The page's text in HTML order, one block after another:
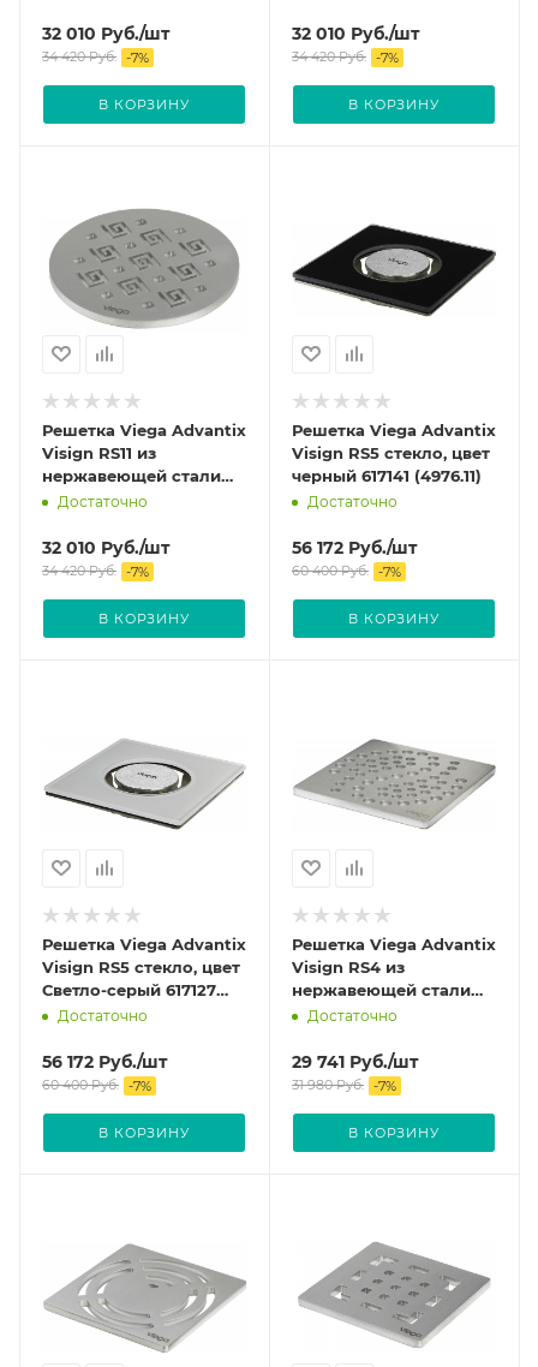
32 010 Руб./шт
34 420Руб. -7%
В КОРЗИНУ
32 010 Руб./шт
34 420Руб. -7%
В КОРЗИНУ
Решетка Viega Advantix
Visign RS11 из
нержавеющей стали
цвет Матовый 586423
Достаточно
32 010 Руб./шт
34 420Руб. -7%
В КОРЗИНУ
Решетка Viega Advantix
Visign RS5 стекло, цвет
черный 617141 (4976.11)
Достаточно
56 172 Руб./шт
60 400Руб. -7%
В КОРЗИНУ
Решетка Viega Advantix
Visign RS5 стекло, цвет
Светло-серый 617127
(4976.10)
Достаточно
56 172 Руб./шт
60 400Руб. -7%
В КОРЗИНУ
Решетка Viega Advantix
Visign RS4 из
нержавеющей стали
цвет Матовый 492311
Достаточно
29 741 Руб./шт
31 980Руб. -7%
В КОРЗИНУ